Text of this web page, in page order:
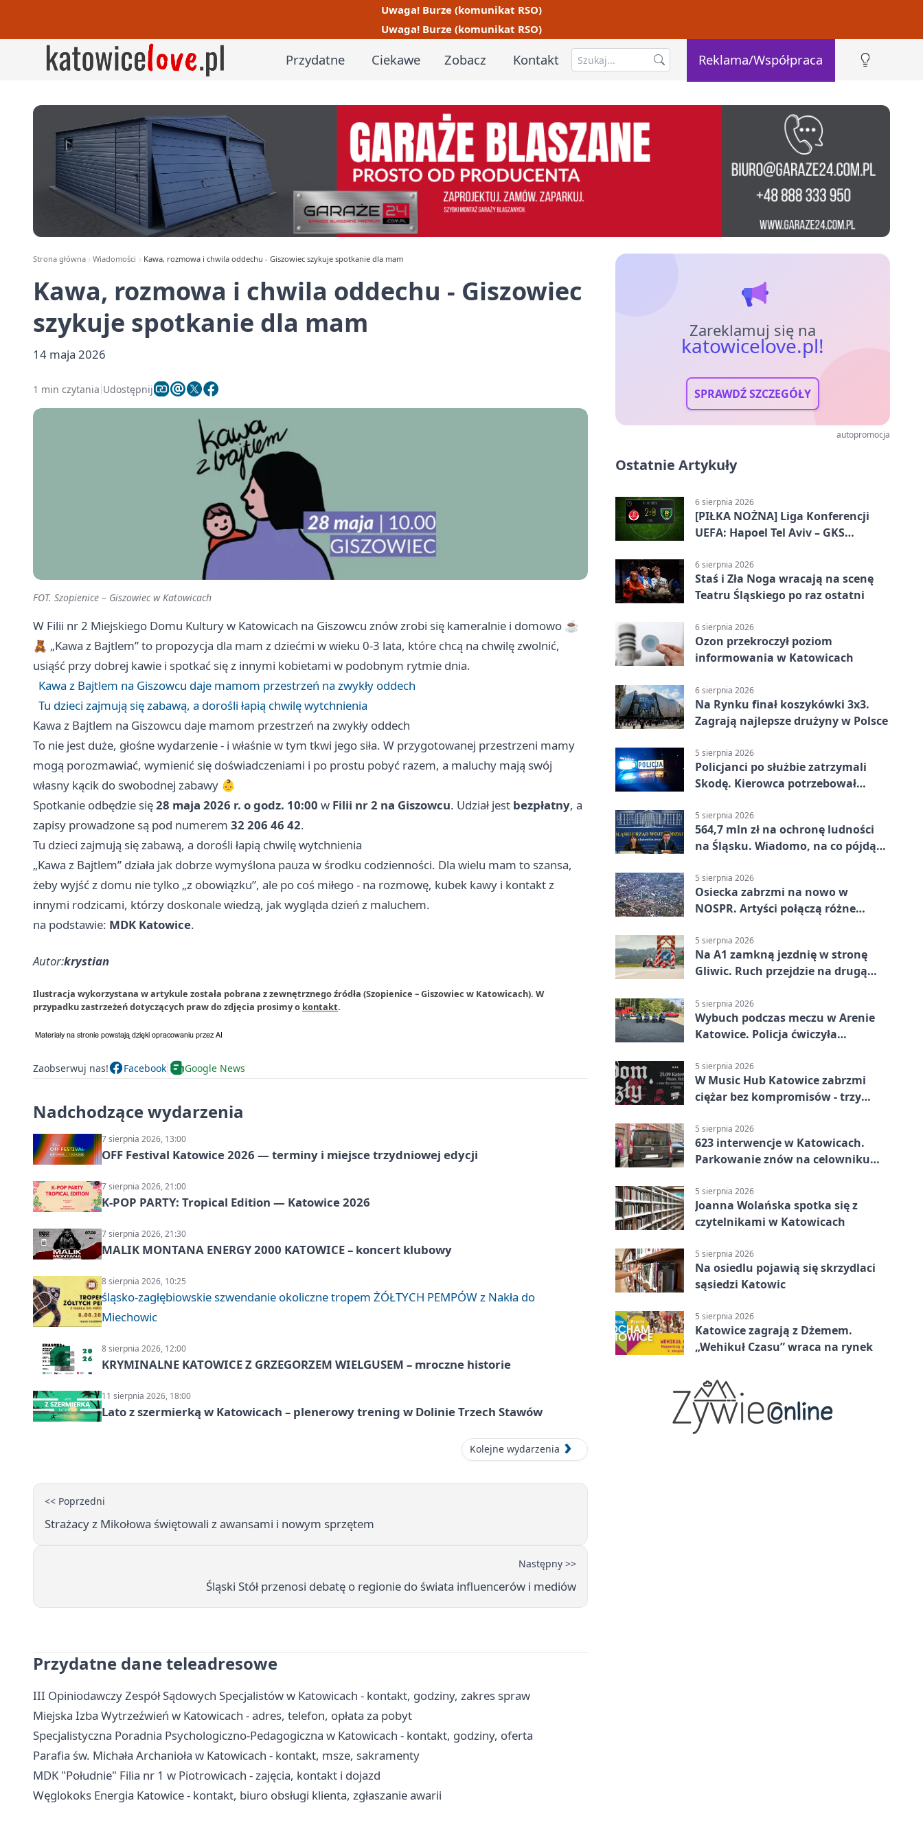
Uwaga! Burze (komunikat RSO)
Uwaga! Burze (komunikat RSO)
Przydatne Ciekawe Zobacz Kontakt Reklama/Współpraca
Strona główna Wiadomości Kawa, rozmowa i chwila oddechu - Giszowiec szykuje spotkanie dla mam
Kawa, rozmowa i chwila oddechu - Giszowiec
szykuje spotkanie dla mam
14 maja 2026
1 min czytania Udostępnij
FOT. Szopienice – Giszowiec w Katowicach
W Filii nr 2 Miejskiego Domu Kultury w Katowicach na Giszowcu znów zrobi się kameralnie i domowo ☕
🧸 „Kawa z Bajtlem” to propozycja dla mam z dziećmi w wieku 0-3 lata, które chcą na chwilę zwolnić,
usiąść przy dobrej kawie i spotkać się z innymi kobietami w podobnym rytmie dnia.
Kawa z Bajtlem na Giszowcu daje mamom przestrzeń na zwykły oddech
Tu dzieci zajmują się zabawą, a dorośli łapią chwilę wytchnienia
Kawa z Bajtlem na Giszowcu daje mamom przestrzeń na zwykły oddech
To nie jest duże, głośne wydarzenie - i właśnie w tym tkwi jego siła. W przygotowanej przestrzeni mamy
mogą porozmawiać, wymienić się doświadczeniami i po prostu pobyć razem, a maluchy mają swój
własny kącik do swobodnej zabawy 👶
Spotkanie odbędzie się28 maja 2026 r. o godz. 10:00 w Filii nr 2 na Giszowcu. Udział jest bezpłatny, a
zapisy prowadzone są pod numerem 32 206 46 42.
Tu dzieci zajmują się zabawą, a dorośli łapią chwilę wytchnienia
„Kawa z Bajtlem” działa jak dobrze wymyślona pauza w środku codzienności. Dla wielu mam to szansa,
żeby wyjść z domu nie tylko „z obowiązku”, ale po coś miłego - na rozmowę, kubek kawy i kontakt z
innymi rodzicami, którzy doskonale wiedzą, jak wygląda dzień z maluchem.
na podstawie: MDK Katowice.
Autor:krystian
Ilustracja wykorzystana w artykule została pobrana z zewnętrznego źródła (Szopienice – Giszowiec w Katowicach). W
przypadku zastrzeżeń dotyczących praw do zdjęcia prosimy o kontakt.
Zaobserwuj nas! Facebook Google News
Nadchodzące wydarzenia
7 sierpnia 2026, 13:00
OFF Festival Katowice 2026 — terminy i miejsce trzydniowej edycji
7 sierpnia 2026, 21:00
K-POP PARTY: Tropical Edition — Katowice 2026
7 sierpnia 2026, 21:30
MALIK MONTANA ENERGY 2000 KATOWICE – koncert klubowy
8 sierpnia 2026, 10:25
śląsko-zagłębiowskie szwendanie okoliczne tropem ŻÓŁTYCH PEMPÓW z Nakła do
Miechowic
8 sierpnia 2026, 12:00
KRYMINALNE KATOWICE Z GRZEGORZEM WIELGUSEM – mroczne historie
11 sierpnia 2026, 18:00
Lato z szermierką w Katowicach – plenerowy trening w Dolinie Trzech Stawów
Kolejne wydarzenia
<< Poprzedni
Strażacy z Mikołowa świętowali z awansami i nowym sprzętem
Następny >>
Śląski Stół przenosi debatę o regionie do świata influencerów i mediów
Przydatne dane teleadresowe
III Opiniodawczy Zespół Sądowych Specjalistów w Katowicach - kontakt, godziny, zakres spraw
Miejska Izba Wytrzeźwień w Katowicach - adres, telefon, opłata za pobyt
Specjalistyczna Poradnia Psychologiczno-Pedagogiczna w Katowicach - kontakt, godziny, oferta
Parafia św. Michała Archanioła w Katowicach - kontakt, msze, sakramenty
MDK "Południe" Filia nr 1 w Piotrowicach - zajęcia, kontakt i dojazd
Węglokoks Energia Katowice - kontakt, biuro obsługi klienta, zgłaszanie awarii
Zareklamuj się na
katowicelove.pl!
SPRAWDŹ SZCZEGÓŁY
autopromocja
Ostatnie Artykuły
6 sierpnia 2026
[PIŁKA NOŻNA] Liga Konferencji
UEFA: Hapoel Tel Aviv – GKS
rundy kwalifikacyjnej
6 sierpnia 2026
Staś i Zła Noga wracają na scenę
Teatru Śląskiego po raz ostatni
6 sierpnia 2026
Ozon przekroczył poziom
informowania w Katowicach
6 sierpnia 2026
Na Rynku finał koszykówki 3x3.
Zagrają najlepsze drużyny w Polsce
5 sierpnia 2026
Policjanci po służbie zatrzymali
Skodę. Kierowca potrzebował
5 sierpnia 2026
564,7 mln zł na ochronę ludności
na Śląsku. Wiadomo, na co pójdą
5 sierpnia 2026
Osiecka zabrzmi na nowo w
NOSPR. Artyści połączą różne
5 sierpnia 2026
Na A1 zamkną jezdnię w stronę
Gliwic. Ruch przejdzie na drugą
5 sierpnia 2026
Wybuch podczas meczu w Arenie
Katowice. Policja ćwiczyła
5 sierpnia 2026
W Music Hub Katowice zabrzmi
ciężar bez kompromisów - trzy
5 sierpnia 2026
623 interwencje w Katowicach.
Parkowanie znów na celowniku
5 sierpnia 2026
Joanna Wolańska spotka się z
czytelnikami w Katowicach
5 sierpnia 2026
Na osiedlu pojawią się skrzydlaci
sąsiedzi Katowic
5 sierpnia 2026
Katowice zagrają z Dżemem.
„Wehikuł Czasu” wraca na rynek